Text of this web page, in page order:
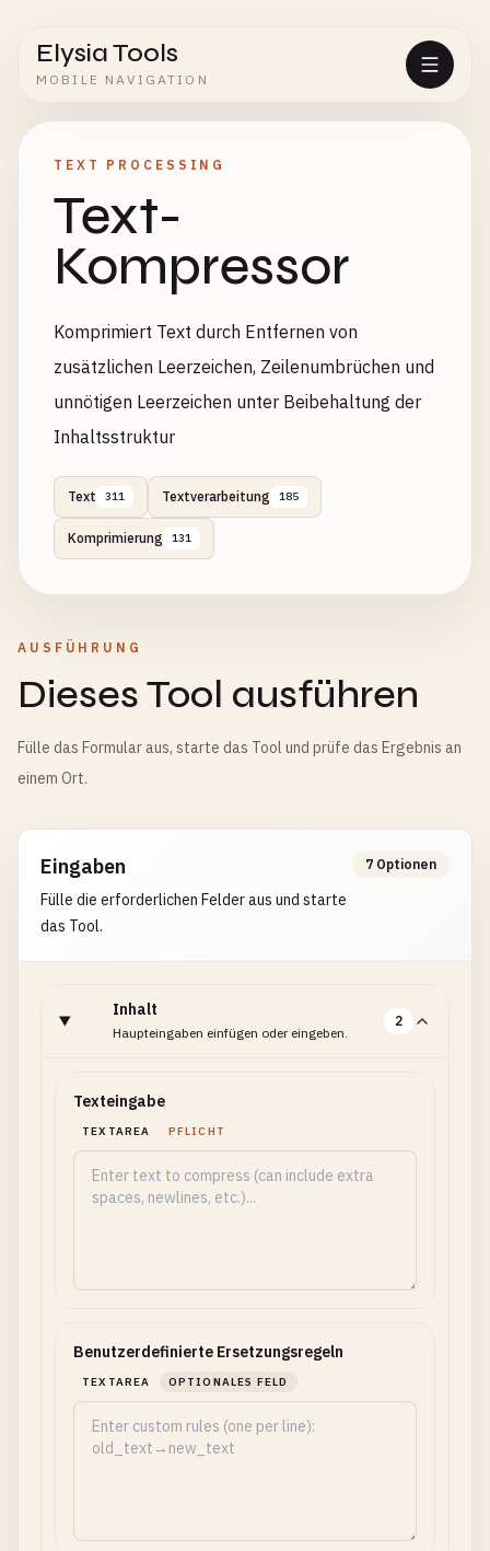
Elysia Tools
MOBILE NAVIGATION
TEXT PROCESSING
Text-
Kompressor
Komprimiert Text durch Entfernen von
zusätzlichen Leerzeichen, Zeilenumbrüchen und
unnötigen Leerzeichen unter Beibehaltung der
Inhaltsstruktur
Text 311 Textverarbeitung 185
Komprimierung 131
AUSFÜHRUNG
Dieses Tool ausführen
Fülle das Formular aus, starte das Tool und prüfe das Ergebnis an
einem Ort.
Eingaben
Fülle die erforderlichen Felder aus und starte
das Tool.
7 Optionen
Inhalt
Haupteingaben einfügen oder eingeben.
2
Texteingabe
TEXTAREA PFLICHT
Benutzerdefinierte Ersetzungsregeln
TEXTAREA OPTIONALES FELD